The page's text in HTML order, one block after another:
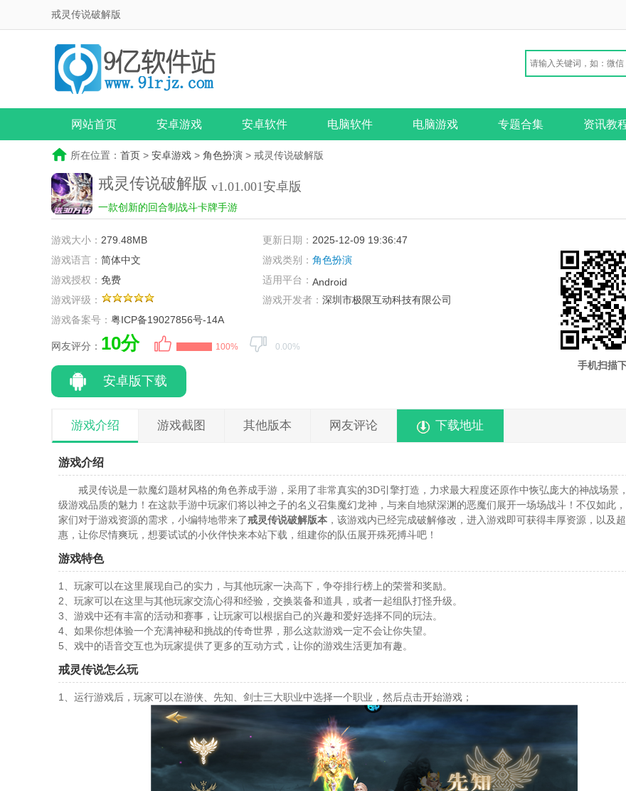
戒灵传说破解版
网站首页 安卓游戏 安卓软件 电脑软件 电脑游戏 专题合集 资讯教
所在位置： 首页 > 安卓游戏 > 角色扮演 > 戒灵传说破解版
戒灵传说破解版 v1.01.001安卓版
一款创新的回合制战斗卡牌手游
游戏大小： 279.48MB 更新日期： 2025-12-09 19:36:47
游戏语言： 简体中文 游戏类别： 角色扮演
游戏授权： 免费 适用平台： Android
游戏评级：
游戏开发者： 深圳市极限互动科技有限公司
游戏备案号： 粤ICP备19027856号-14A
网友评分： 10分 100% 0.00%
安卓版下载
手机扫描
游戏介绍 游戏截图 其他版本 网友评论 下载地址
游戏介绍
戒灵传说是一款魔幻题材风格的角色养成手游，采用了非常真实的3D引擎打造，力求最大程度还原作中恢弘庞大的神战场景
级游戏品质的魅力！在这款手游中玩家们将以神之子的名义召集魔幻龙神，与来自地狱深渊的恶魔们展开一场场战斗！不仅如此
家们对于游戏资源的需求，小编特地带来了戒灵传说破解版本 ，该游戏内已经完成破解修改，进入游戏即可获得丰厚资源，以及
惠，让你尽情爽玩，想要试试的小伙伴快来本站下载，组建你的队伍展开殊死搏斗吧！
游戏特色
1、玩家可以在这里展现自己的实力，与其他玩家一决高下，争夺排行榜上的荣誉和奖励。
2、玩家可以在这里与其他玩家交流心得和经验，交换装备和道具，或者一起组队打怪升级。
3、游戏中还有丰富的活动和赛事，让玩家可以根据自己的兴趣和爱好选择不同的玩法。
4、如果你想体验一个充满神秘和挑战的传奇世界，那么这款游戏一定不会让你失望。
5、戏中的语音交互也为玩家提供了更多的互动方式，让你的游戏生活更加有趣。
戒灵传说怎么玩
1、运行游戏后，玩家可以在游侠、先知、剑士三大职业中选择一个职业，然后点击开始游戏；